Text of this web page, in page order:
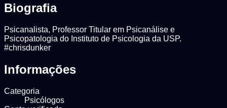
Biografia
Psicanalista, Professor Titular em Psicanálise e
Psicopatologia do Instituto de Psicologia da USP.
#chrisdunker
Informações
Categoria
Psicólogos